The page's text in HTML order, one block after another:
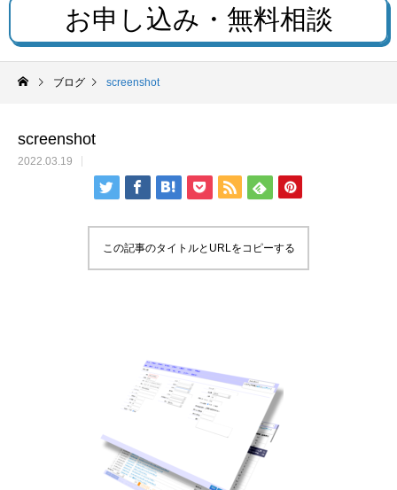
お申し込み・無料相談
ブログ screenshot
screenshot
2022.03.19
この記事のタイトルとURLをコピーする